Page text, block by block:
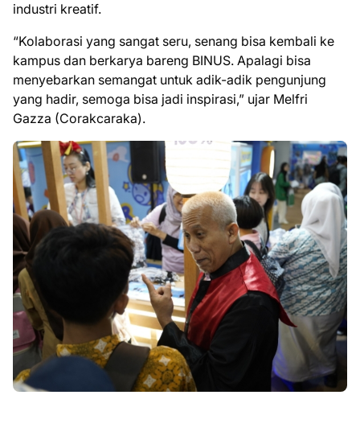
industri kreatif.
“Kolaborasi yang sangat seru, senang bisa kembali ke
kampus dan berkarya bareng BINUS. Apalagi bisa
menyebarkan semangat untuk adik-adik pengunjung
yang hadir, semoga bisa jadi inspirasi,” ujar Melfri
Gazza (Corakcaraka).